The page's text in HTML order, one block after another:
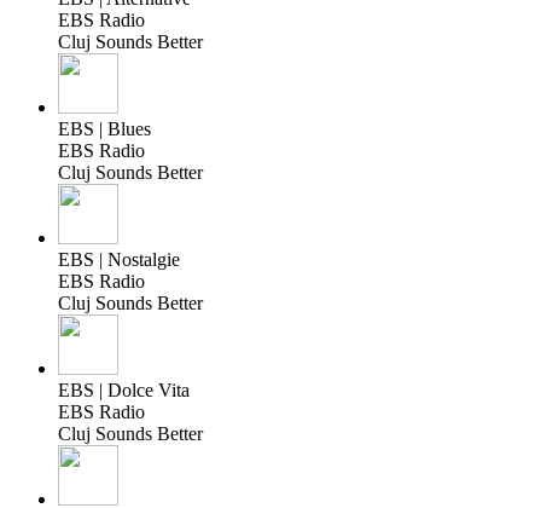
EBS Radio
Cluj Sounds Better
EBS | Blues
EBS Radio
Cluj Sounds Better
EBS | Nostalgie
EBS Radio
Cluj Sounds Better
EBS | Dolce Vita
EBS Radio
Cluj Sounds Better